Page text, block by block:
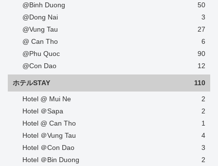
@Binh Duong
50
@Dong Nai
3
@Vung Tau
27
@ Can Tho
6
@Phu Quoc
90
@Con Dao
12
ホテルSTAY 110
Hotel @ Mui Ne
2
Hotel ＠Sapa
2
Hotel @ Can Tho
1
Hotel ＠Vung Tau
4
Hotel ＠Con Dao
3
Hotel ＠Bin Duong
2